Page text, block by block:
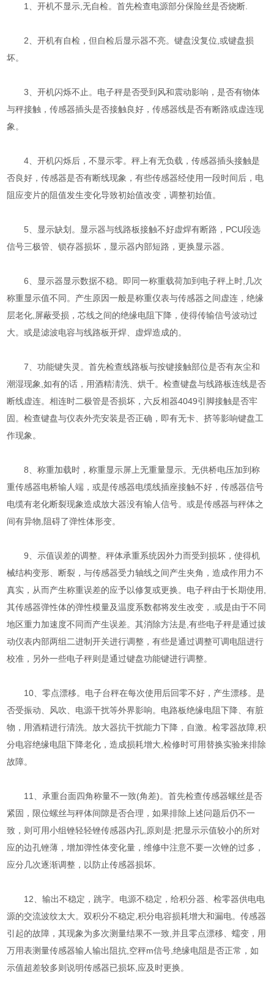
1、开机不显示,无自检。首先检查电源部分保险丝是否烧断.
2、开机有自检，但自检后显示器不亮。键盘没复位,或键盘损
坏。
3、开机闪烁不止。电子秤是否受到风和震动影响，是否有物体
与秤接触，传感器插头是否接触良好，传感器线是否有断路或虚连现
象。
4、开机闪烁后，不显示零。秤上有无负载，传感器插头接触是
否良好，传感器是否有断线现象，有些传感器经使用一段时间后，电
阻应变片的阻值发生变化导致初始值改变，调整初始值。
5、显示缺划。显示器与线路板接触不好虚焊有断路，PCU段选
信号三极管、锁存器损坏，显示器内部短路，更换显示器。
6、显示器显示数据不稳。即同一称重载荷加到电子秤上时,几次
称重显示值不同。产生原因一般是称重仪表与传感器之间虚连，绝缘
层老化,屏蔽受损，芯线之间的绝缘电阻下降，使得传输信号波动过
大。或是滤波电容与线路板开焊、虚焊造成的。
7、功能键失灵。首先检查线路板与按键接触部位是否有灰尘和
潮湿现象,如有的话，用酒精淸洗、烘千。检查键盘与线路板连线是否
断线虚连。相连时二极管是否损坏，六反相器4049引脚接触是否牢
固。检查键盘与仪表外壳安装是否正确，即有无卡、挤等影响键盘工
作现象。
8、称重加载时，称重显示屏上无重量显示。无供桥电压加到称
重传感器电桥输人端，或是传感器电缆线插座接触不好，传感器信号
电缆有老化断裂现象造成放大器没有输人信号。或是传感器与秤体之
间有异物,阻碍了弹性体形变。
9、示值误差的调整。秤体承重系统因外力而受到损坏，使得机
械结构变形、断裂，与传感器受力轴线之间产生夹角，造成作用力不
真实，从而产生称重误差的应予以修复或更换。电子秤由于长期使用,
其传感器弹性体的弹性模量及温度系数都将发生改变，.或是由于不同
地区重力加速度不同而产生误差。其消除方法是,有些电子秤是通过拔
动仪表内部两组二进制开关进行调整，有些是通过调整可调电阻进行
校准，另外一些电子秤则是通过键盘功能键进行调整。
10、零点漂移。电子台秤在每次使用后回零不好，产生漂移。是
否受振动、风吹、电源干扰等外界影响。电路板绝缘电阻下降、有脏
物，用酒精进行清洗。放大器抗干扰能力下降，自激。检零器故障,积
分电容绝缘电阻下降老化，造成损耗增大,检修时可用替换实验来排除
故障。
11、承重台面四角称量不一致(角差)。首先检查传感器螺丝是否
紧固，限位螺丝与秤体间隙是否合理，如果排除上述问题后仍不一
致，则可用小组锉轻轻锉传感器内孔,原则是:把显示示值较小的所对
应的边孔锉薄，增加弹性体变化量，维修中注意不要一次锉的过多，
应分几次逐渐调整，以防止传感器损坏。
12、输出不稳定，跳字。电源不稳定，给积分器、检零器供电电
源的交流波纹太大。双积分不稳定,积分电容损耗增大和漏电。传感器
引起的故障，其现象为多次测量结果不一致,并且零点漂移、蠕变，用
万用表测量传感器输人输出阻抗,空秤m信号,绝缘电阻是否正常，如
示值超差较多则说明传感器已损坏,应及时更换。